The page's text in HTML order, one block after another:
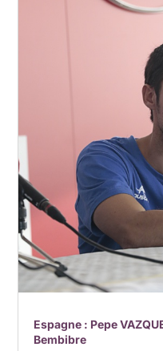
Espagne : Pepe
Bembibre